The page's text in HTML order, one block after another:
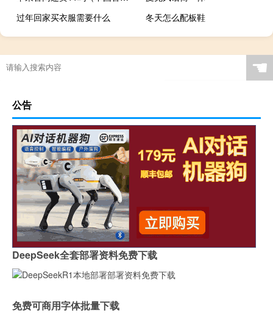
过年回家买衣服需要什么
冬天怎么配板鞋
☚
公告
DeepSeek全套部署资料免费下载
免费可商用字体批量下载